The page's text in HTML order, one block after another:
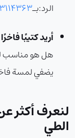
الرد:بـ
أريد كتيبًا
هل هو مناسب
يضفي لمسة
الطي